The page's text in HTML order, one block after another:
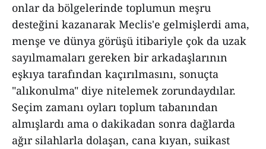
onlar da bölgelerinde toplumun meşru
desteğini kazanarak Meclis'e gelmişlerdi ama,
menşe ve dünya görüşü itibariyle çok da uzak
sayılmamaları gereken bir arkadaşlarının
eşkıya tarafından kaçırılmasını, sonuçta
"alıkonulma" diye nitelemek zorundaydılar.
Seçim zamanı oyları toplum tabanından
almışlardı ama o dakikadan sonra dağlarda
ağır silahlarla dolaşan, cana kıyan, suikast